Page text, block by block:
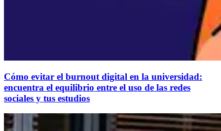
Cómo evitar el burnout digital en la universidad:
encuentra el equilibrio entre el uso de las redes
sociales y tus estudios